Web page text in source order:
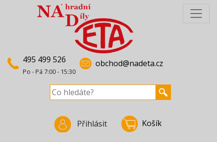
495 499 526
Po - Pá 7:00 - 15:30
obchod@nadeta.cz
Přihlásit Košík